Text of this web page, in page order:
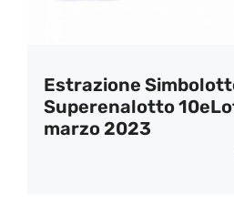
Estrazione
Superenalotto
marzo 2023